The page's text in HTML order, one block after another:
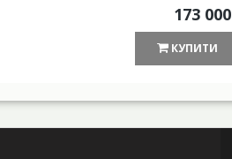
173
КУПИТИ